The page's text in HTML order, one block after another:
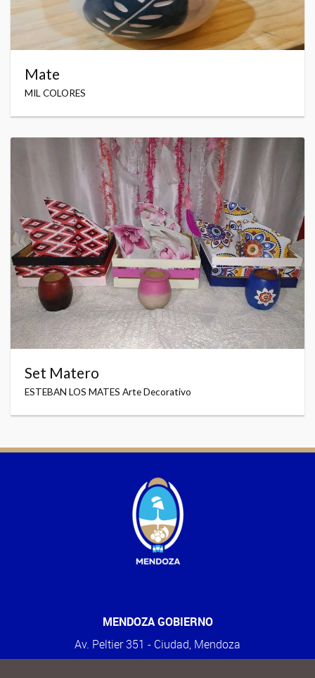
Mate
MIL COLORES
Set Matero
ESTEBAN LOS MATES Arte Decorativo
MENDOZA GOBIERNO
Av. Peltier 351 - Ciudad, Mendoza